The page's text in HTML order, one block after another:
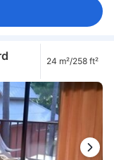
pikakahvi
erillinen ruokailualue
vuode
työpöytä
silitykseen
24 m²/258 ft²